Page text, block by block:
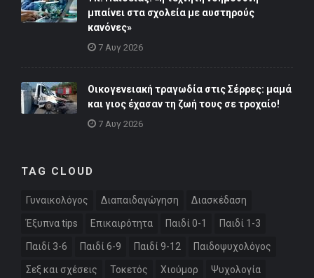
μπαίνει στα σχολεία με αυστηρούς
κανόνες»
7 Αυγ 2026
Οικογενειακή τραγωδία στις Σέρρες: μαμά
και γιος έχασαν τη ζωή τους σε τροχαίο!
7 Αυγ 2026
TAG CLOUD
Γυναικολόγος Διαπαιδαγώγηση Διασκέδαση
Έξυπνα tips Επικαιρότητα Παιδί 0-1 Παιδί 1-3
Παιδί 3-6 Παιδί 6-9 Παιδί 9-12 Παιδοψυχολόγος
Σεξ και σχέσεις Τοκετός Χιούμορ Ψυχολογία